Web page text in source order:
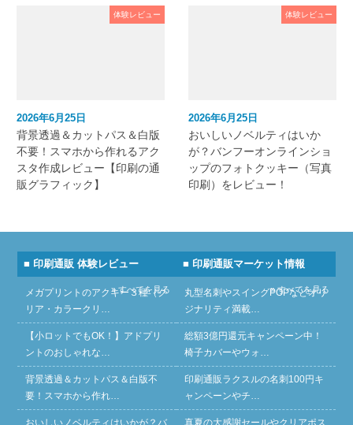
体験レビュー
2026年6月25日
背景透過＆カットパス＆白版
不要！スマホから作れるアク
スタ作成レビュー【印刷の通
販グラフィック】
体験レビュー
2026年6月25日
おいしいノベルティはいか
が？バンフーオンラインショ
ップのフォトクッキー（写真
印刷）をレビュー！
■ 印刷通販 体験レビュー
» すべてを見る
メガプリントのアクキー３種（ク
リア・カラークリ…
【小ロットでもOK！】アドプリ
ントのおしゃれな…
背景透過＆カットパス＆白版不
要！スマホから作れ…
■ 印刷通販マーケット情報
» すべてを見る
丸型名刺やスイングPOPなどオリ
ジナリティ満載…
総額3億円還元キャンペーン中！
椅子カバーやウォ…
印刷通販ラクスルの名刺100円キ
ャンペーンやチ…